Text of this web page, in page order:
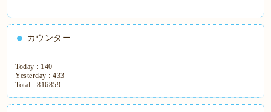
カウンター
Today : 140
Yesterday :433
Total :816859